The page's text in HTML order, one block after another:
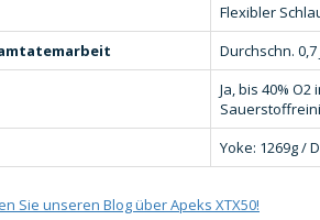
Flexibler
Durchschn.
Ja, bis 40%
Yoke: 1269g /
Sie unseren Blog über Apeks XTX50!